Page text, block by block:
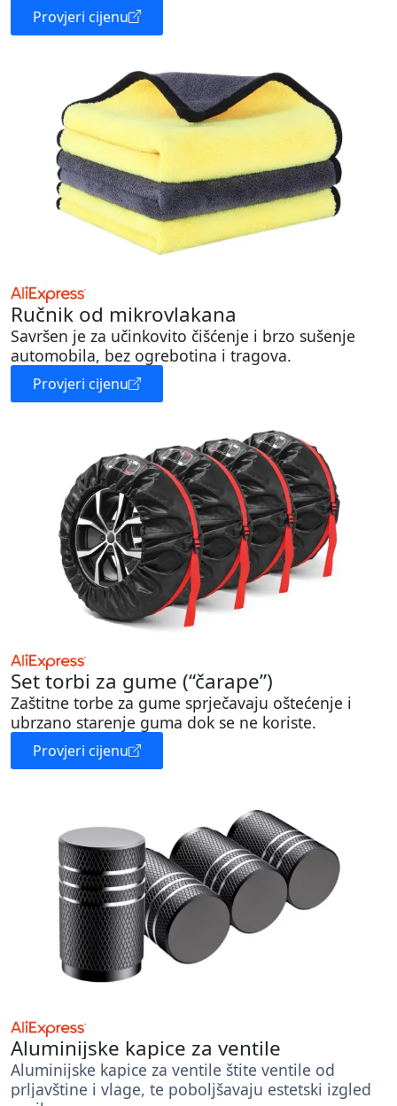
Provjeri cijenu
Ručnik od mikrovlakana
Savršen je za učinkovito čišćenje i brzo sušenje
automobila, bez ogrebotina i tragova.
Provjeri cijenu
Set torbi za gume (“čarape”)
Zaštitne torbe za gume sprječavaju oštećenje i
ubrzano starenje guma dok se ne koriste.
Provjeri cijenu
Aluminijske kapice za ventile
Aluminijske kapice za ventile štite ventile od
prljavštine i vlage, te poboljšavaju estetski izgled